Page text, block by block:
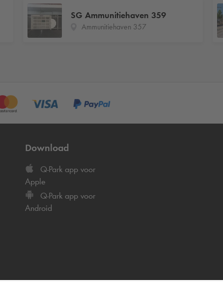
SG Ammunitiehaven 359
Ammunitiehaven 357
Download
Q-Park app voor
Apple
Q-Park app voor
Android